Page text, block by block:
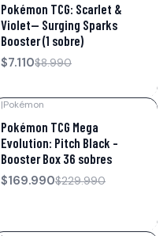
Pokémon TCG: Scarlet &
Violet— Surging Sparks
Booster (1 sobre)
$7.110$8.990
|Pokémon
Pokémon TCG Mega
Evolution: Pitch Black –
Booster Box 36 sobres
$169.990$229.990